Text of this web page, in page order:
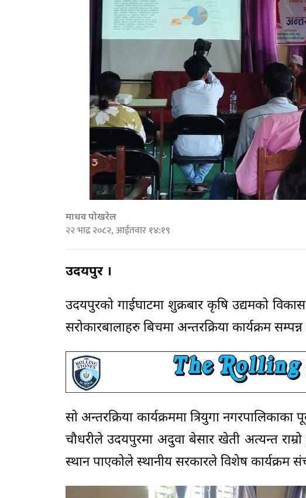
माधव पोखरेल
२२ भाद्र २०८२, आईतवार १४:१९
उदयपुर ।
उदयपुरको गाईघाटमा शुक्रबार कृषि उद्यमको
सरोकारबालाहरु बिचमा अन्तरक्रिया कार्यक्रम
सो अन्तरक्रिया कार्यक्रममा त्रियुगा
चौधरीले उदयपुरमा अदुवा बेसार खेती अत्यन्त
स्थान पाएकोले स्थानीय सरकारले विशेष कार्यक्रम